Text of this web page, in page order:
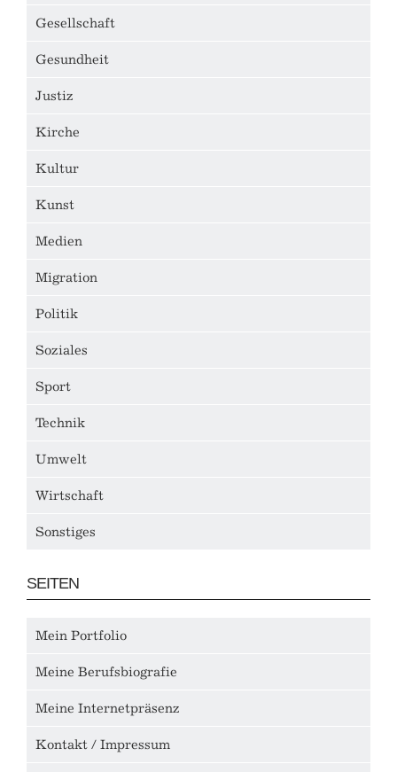
Gesellschaft
Gesundheit
Justiz
Kirche
Kultur
Kunst
Medien
Migration
Politik
Soziales
Sport
Technik
Umwelt
Wirtschaft
Sonstiges
SEITEN
Mein Portfolio
Meine Berufsbiografie
Meine Internetpräsenz
Kontakt / Impressum